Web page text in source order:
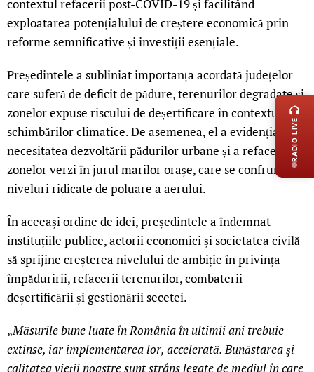
contextul refacerii post-COVID-19 și facilitând
exploatarea potențialului de creștere economică prin
reforme semnificative și investiții esențiale.
Președintele a subliniat importanța acordată județelor
care suferă de deficit de pădure, terenurilor degradate și
zonelor expuse riscului de deșertificare în contextul
schimbărilor climatice. De asemenea, el a evidențiat
necesitatea dezvoltării pădurilor urbane și a refacerii
zonelor verzi în jurul marilor orașe, care se confruntă cu
niveluri ridicate de poluare a aerului.
În aceeași ordine de idei, președintele a îndemnat
instituțiile publice, actorii economici și societatea civilă
să sprijine creșterea nivelului de ambiție în privința
împăduririi, refacerii terenurilor, combaterii
deșertificării și gestionării secetei.
„Măsurile bune luate în România în ultimii ani trebuie
extinse, iar implementarea lor, accelerată. Bunăstarea şi
calitatea vieţii noastre sunt strâns legate de mediul în care
LIVE
RADIO LIVE